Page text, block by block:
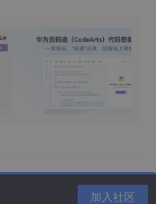
加入社区